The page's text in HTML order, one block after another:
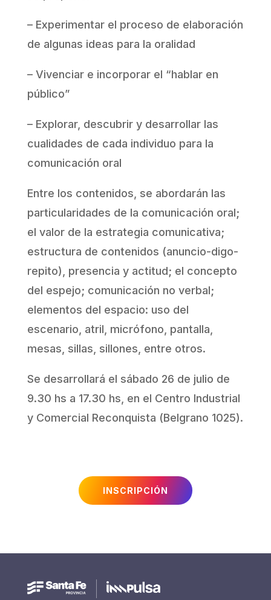
– Experimentar el proceso de elaboración
de algunas ideas para la oralidad
– Vivenciar e incorporar el “hablar en
público”
– Explorar, descubrir y desarrollar las
cualidades de cada individuo para la
comunicación oral
Entre los contenidos, se abordarán las
particularidades de la comunicación oral;
el valor de la estrategia comunicativa;
estructura de contenidos (anuncio-digo-
repito), presencia y actitud; el concepto
del espejo; comunicación no verbal;
elementos del espacio: uso del
escenario, atril, micrófono, pantalla,
mesas, sillas, sillones, entre otros.
Se desarrollará el sábado 26 de julio de
9.30 hs a 17.30 hs, en el Centro Industrial
y Comercial Reconquista (Belgrano 1025).
INSCRIPCIÓN